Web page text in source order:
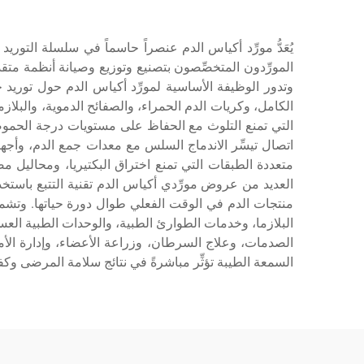
يُعَدُّ مورِّد أكياس الدم عنصراً حاسماً في سلسلة التوريد
المورِّدون المتخصِّصون بتصنيع وتوزيع وصيانة أنظمة
وتدور الوظيفة الأساسية لمورِّد أكياس الدم حول
الكامل، وكريات الدم الحمراء، والصفائح الدموية،
اتصال تيسِّر الاندماج السلس مع معدات جمع الدم،
متعددة الطبقات التي تمنع اختراق البكتيريا،
منتجات الدم في الوقت الفعلي طوال دورة حياتها.
البلازما، وخدمات الطوارئ الطبية، والوحدات الطبية
الصدمات، وعلاج السرطان، وزراعة الأعضاء، وإدارة
السمعة الطيبة تؤثِّر مباشرةً في نتائج سلامة المرضى